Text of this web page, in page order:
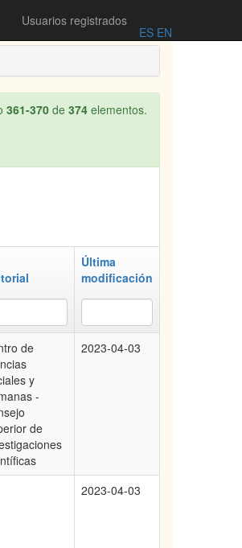
Usuarios registrados
ES EN
361-370 de 374 elementos.
Última
modificación
de
y
-
de
2023-04-03
2023-04-03